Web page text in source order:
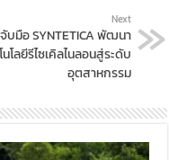
Next
บมือ SYNTETICA พัฒนา
นโลยีรีไซเคิลไนลอนสู่ระดับ
อุตสาหกรรม